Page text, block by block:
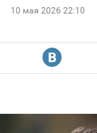
10 мая 2026 22:10
R